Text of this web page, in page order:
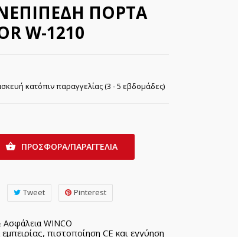
ΠΌΡΤΑ
W-1210
κατόπιν παραγγελίας (3 - 5 εβδομάδες)
 ΠΡΟΣΦΟΡΑ/ΠΑΡΑΓΓΕΛΙΑ
Tweet Pinterest
WINCO
πιστοποίηση CE και εγγύηση